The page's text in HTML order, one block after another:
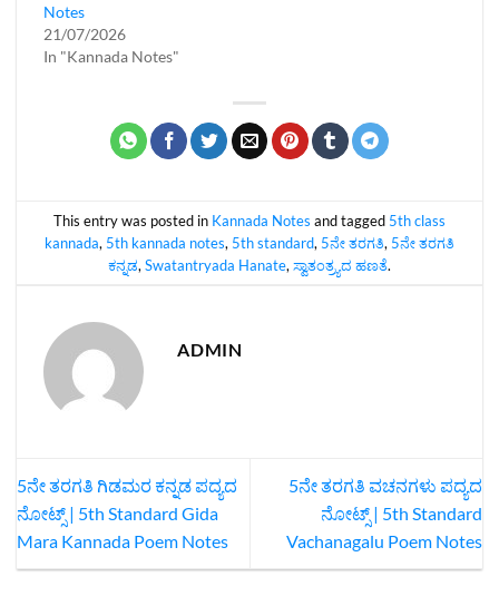
Notes
21/07/2026
In "Kannada Notes"
This entry was posted in Kannada Notes and tagged 5th class
kannada, 5th kannada notes, 5th standard, 5ನೇ ತರಗತಿ, 5ನೇ ತರಗತಿ
ಕನ್ನಡ, Swatantryada Hanate, ಸ್ವಾತಂತ್ರ್ಯದ ಹಣತೆ.
ADMIN
5ನೇ ತರಗತಿ ಗಿಡಮರ ಕನ್ನಡ‌ ಪದ್ಯದ
ನೋಟ್ಸ್ | 5th Standard Gida
Mara Kannada Poem Notes
5ನೇ ತರಗತಿ ವಚನಗಳು ಪದ್ಯದ
ನೋಟ್ಸ್‌ | 5th Standard
Vachanagalu Poem Notes